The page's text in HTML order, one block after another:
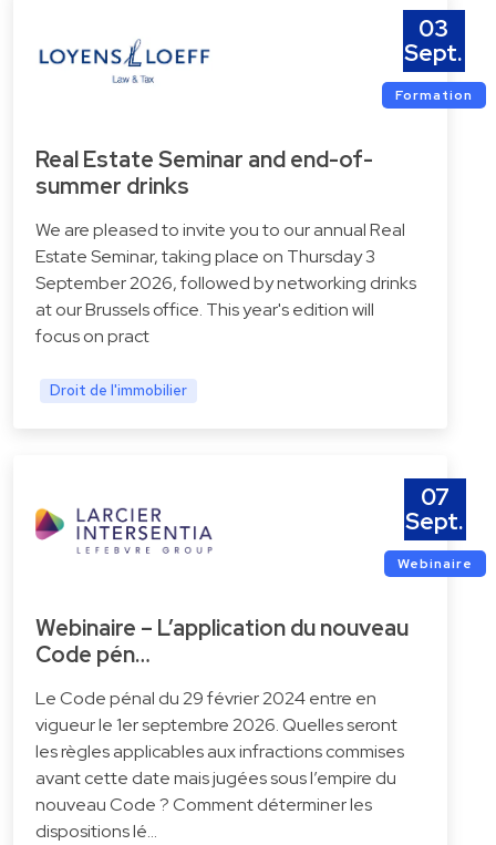
03
Sept.
Formation
Real Estate Seminar and end-of-
summer drinks
We are pleased to invite you to our annual Real
Estate Seminar, taking place on Thursday 3
September 2026, followed by networking drinks
at our Brussels office. This year's edition will
focus on pract
Droit de l'immobilier
07
Sept.
Webinaire
Webinaire – L’application du nouveau
Code pén…
Le Code pénal du 29 février 2024 entre en
vigueur le 1er septembre 2026. Quelles seront
les règles applicables aux infractions commises
avant cette date mais jugées sous l’empire du
nouveau Code ? Comment déterminer les
dispositions lé…